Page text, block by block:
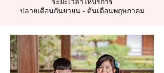
ปลายเดือนกันยายน - ต้นเดือนพฤษภาคม